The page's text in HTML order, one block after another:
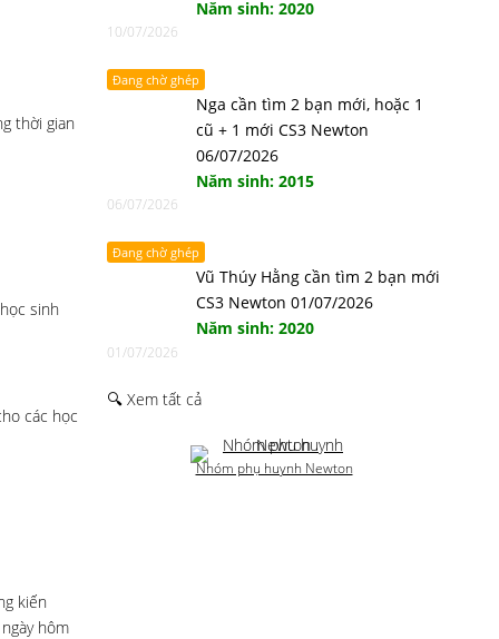
thời gian
sinh
các học
kiến
hôm
Năm sinh: 2020
10/07/2026
Đang chờ ghép
Nga cần tìm 2 bạn mới, hoặc 1
cũ + 1 mới CS3 Newton
06/07/2026
Năm sinh: 2015
06/07/2026
Đang chờ ghép
Vũ Thúy Hằng cần tìm 2 bạn mới
CS3 Newton 01/07/2026
Năm sinh: 2020
01/07/2026
🔍 Xem tất cả
Nhóm phụ huynh Newton